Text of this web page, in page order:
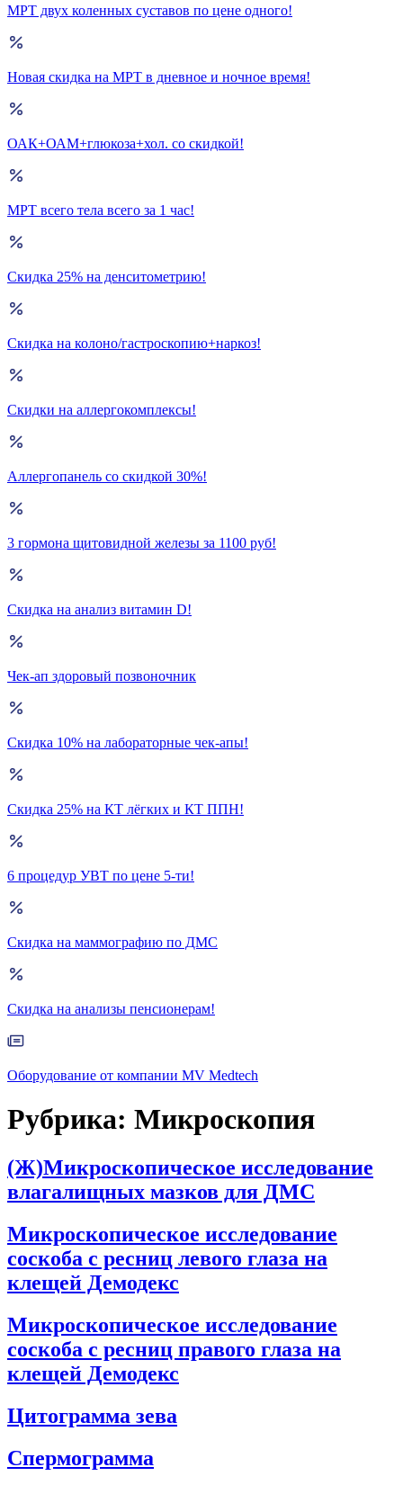
МРТ двух коленных суставов по цене одного!
Новая скидка на МРТ в дневное и ночное время!
ОАК+ОАМ+глюкоза+хол. со скидкой!
МРТ всего тела всего за 1 час!
Скидка 25% на денситометрию!
Скидка на колоно/гастроскопию+наркоз!
Скидки на аллергокомплексы!
Аллергопанель со скидкой 30%!
3 гормона щитовидной железы за 1100 руб!
Скидка на анализ витамин D!
Чек-ап здоровый позвоночник
Скидка 10% на лабораторные чек-апы!
Скидка 25% на КТ лёгких и КТ ППН!
6 процедур УВТ по цене 5-ти!
Скидка на маммографию по ДМС
Скидка на анализы пенсионерам!
Оборудование от компании MV Medtech
Рубрика: Микроскопия
(Ж)Микроскопическое исследование
влагалищных мазков для ДМС
Микроскопическое исследование
соскоба с ресниц левого глаза на
клещей Демодекс
Микроскопическое исследование
соскоба с ресниц правого глаза на
клещей Демодекс
Цитограмма зева
Спермограмма